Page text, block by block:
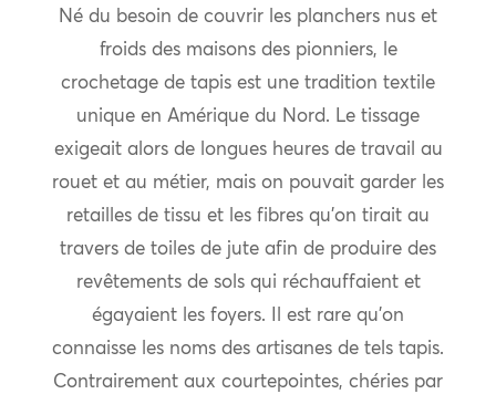
Né du besoin de couvrir les planchers nus et
froids des maisons des pionniers, le
crochetage de tapis est une tradition textile
unique en Amérique du Nord. Le tissage
exigeait alors de longues heures de travail au
rouet et au métier, mais on pouvait garder les
retailles de tissu et les fibres qu’on tirait au
travers de toiles de jute afin de produire des
revêtements de sols qui réchauffaient et
égayaient les foyers. Il est rare qu’on
connaisse les noms des artisanes de tels tapis.
Contrairement aux courtepointes, chéries par